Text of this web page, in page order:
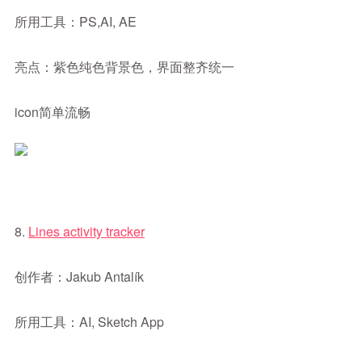
所用工具：PS,AI, AE
亮点：紫色纯色背景色，界面整齐统一
icon简单流畅
8. Lines activity tracker
创作者：Jakub Antalík
所用工具：AI, Sketch App